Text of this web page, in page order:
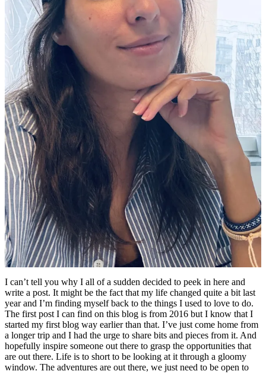
I can’t tell you why I all of a sudden decided to peek in here and
write a post. It might be the fact that my life changed quite a bit last
year and I’m finding myself back to the things I used to love to do.
The first post I can find on this blog is from 2016 but I know that I
started my first blog way earlier than that. I’ve just come home from
a longer trip and I had the urge to share bits and pieces from it. And
hopefully inspire someone out there to grasp the opportunities that
are out there. Life is to short to be looking at it through a gloomy
window. The adventures are out there, we just need to be open to